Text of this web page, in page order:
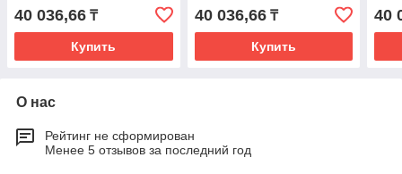
40 036,66 ₸
Купить
40 036,66₸
Купить
40
О нас
Рейтинг не сформирован
Менее 5 отзывов за последний год